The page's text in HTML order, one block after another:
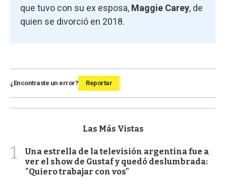
que tuvo con su ex esposa, Maggie Carey, de
quien se divorció en 2018.
¿Encontraste un error? Reportar
Las Más Vistas
1
Una estrella de la televisión argentina fue a
ver el show de Gustaf y quedó deslumbrada:
"Quiero trabajar con vos"